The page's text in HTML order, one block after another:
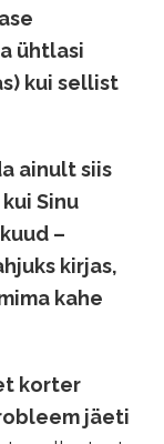
ühtlasi
kui sellist
ainult siis
Sinu
–
kirjas,
kahe
korter
jäeti